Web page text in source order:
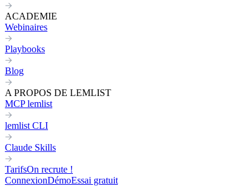
ACADEMIE
Webinaires
Playbooks
Blog
A PROPOS DE LEMLIST
MCP lemlist
lemlist CLI
Claude Skills
TarifsOn recrute !
ConnexionDémoEssai gratuit